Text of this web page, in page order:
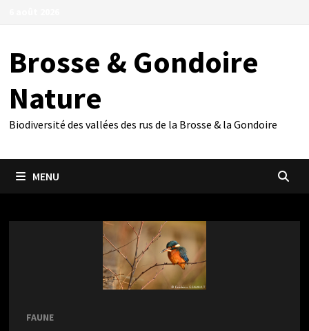
Brosse & Gondoire
Nature
Biodiversité des vallées des rus de la Brosse & la Gondoire
MENU
FAUNE